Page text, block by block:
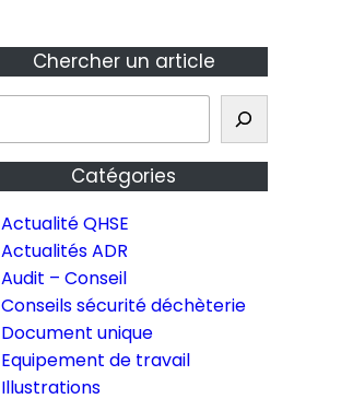
Chercher un article
Catégories
Actualité QHSE
Actualités ADR
Audit – Conseil
Conseils sécurité déchèterie
Document unique
Equipement de travail
Illustrations